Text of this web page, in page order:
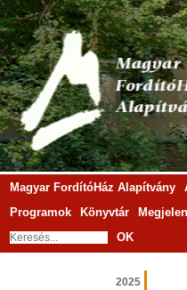
Magyar FordítóHáz Alapítvány
Programok
Könyvtár
OK
2025